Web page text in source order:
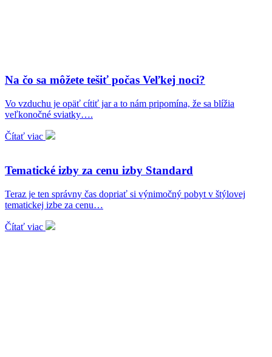
Na čo sa môžete tešiť počas Veľkej noci?
Vo vzduchu je opäť cítiť jar a to nám pripomína, že sa blížia
veľkonočné sviatky….
Čítať viac
Tematické izby za cenu izby Standard
Teraz je ten správny čas dopriať si výnimočný pobyt v štýlovej
tematickej izbe za cenu…
Čítať viac